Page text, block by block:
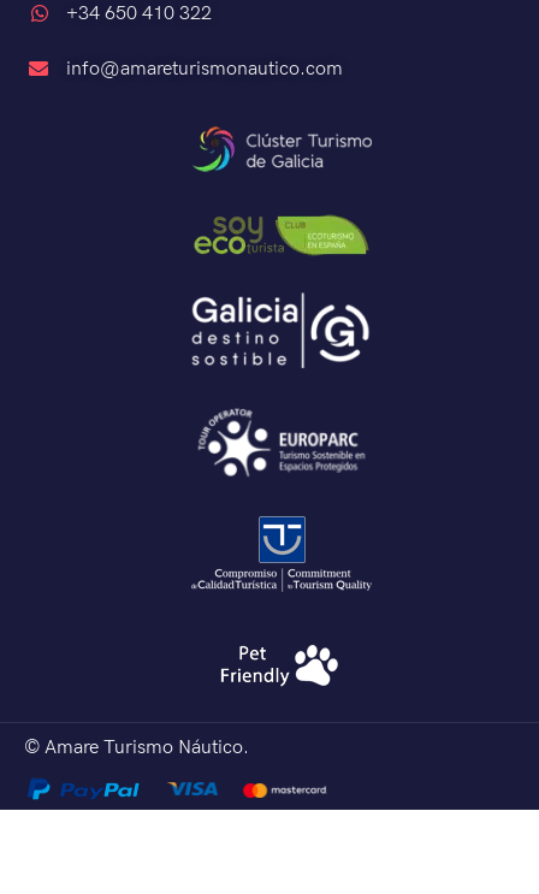
+34 650 410 322
info@amareturismonautico.com
© Amare Turismo Náutico.